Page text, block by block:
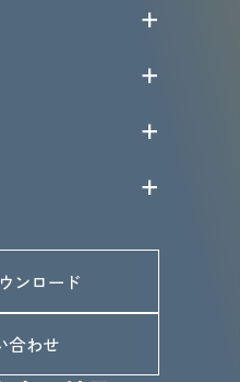
一覧
リティ
ンロード
合わせ